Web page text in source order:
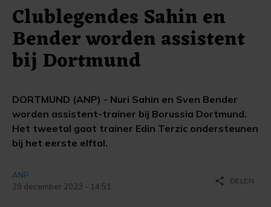
Clublegendes Sahin en
Bender worden assistent
bij Dortmund
DORTMUND (ANP) - Nuri Sahin en Sven Bender
worden assistent-trainer bij Borussia Dortmund.
Het tweetal gaat trainer Edin Terzic ondersteunen
bij het eerste elftal.
ANP
29 december 2023 - 14:51
share DELEN